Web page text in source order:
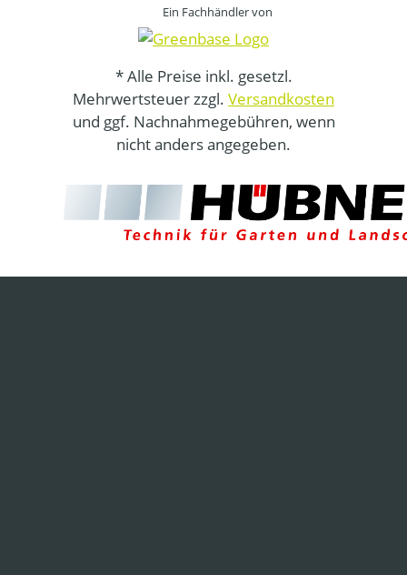
Ein Fachhändler von
* Alle Preise inkl. gesetzl.
Mehrwertsteuer zzgl. Versandkosten
und ggf. Nachnahmegebühren, wenn
nicht anders angegeben.